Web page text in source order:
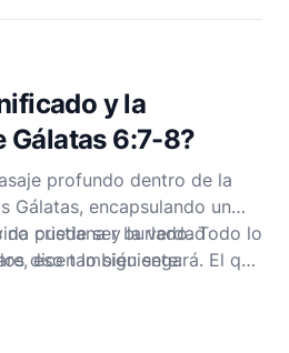
problemas específicos que
y la
Gálatas 6:7-8?
profundo dentro de la
Gálatas, encapsulando un
cristiana y la verdad
dicen lo siguiente:
no puede ser burlado. Todo lo
eso también segará. El que